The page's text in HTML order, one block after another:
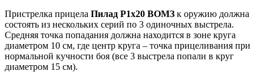
Пристрелка прицела Пилад P1x20 ВОМЗ к оружию должна
состоять из нескольких серий по 3 одиночных выстрела.
Средняя точка попадания должна находится в зоне круга
диаметром 10 см, где центр круга – точка прицеливания при
нормальной кучности боя (все 3 выстрела попали в круг
диаметром 15 см).